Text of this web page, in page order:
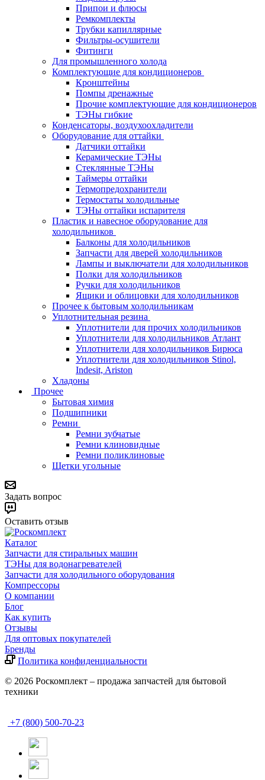
Припои и флюсы
Ремкомплекты
Трубки капиллярные
Фильтры-осушители
Фитинги
Для промышленного холода
Комплектующие для кондиционеров
Кронштейны
Помпы дренажные
Прочие комплектующие для кондиционеров
ТЭНы гибкие
Конденсаторы, воздухоохладители
Оборудование для оттайки
Датчики оттайки
Керамические ТЭНы
Стеклянные ТЭНы
Таймеры оттайки
Термопредохранители
Термостаты холодильные
ТЭНы оттайки испарителя
Пластик и навесное оборудование для
холодильников
Балконы для холодильников
Запчасти для дверей холодильников
Лампы и выключатели для холодильников
Полки для холодильников
Ручки для холодильников
Ящики и облицовки для холодильников
Прочее к бытовым холодильникам
Уплотнительная резина
Уплотнители для прочих холодильников
Уплотнители для холодильников Атлант
Уплотнители для холодильников Бирюса
Уплотнители для холодильников Stinol,
Indesit, Ariston
Хладоны
Прочее
Бытовая химия
Подшипники
Ремни
Ремни зубчатые
Ремни клиновидные
Ремни поликлиновые
Щетки угольные
Задать вопрос
Оставить отзыв
Каталог
Запчасти для стиральных машин
ТЭНы для водонагревателей
Запчасти для холодильного оборудования
Компрессоры
О компании
Блог
Как купить
Отзывы
Для оптовых покупателей
Бренды
Политика конфиденциальности
© 2026 Роскомплект – продажа запчастей для бытовой
техники
+7 (800) 500-70-23